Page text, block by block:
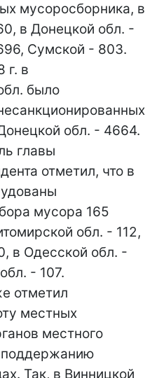
мусоросборника, в
в Донецкой обл. -
Сумской - 803.
г. в
было
обл. - 4664.
главы
отметил, что в
мусора 165
обл. - 112,
в Одесской обл. -
- 107.
отметил
местных
местного
поддержанию
Так, в Винницкой